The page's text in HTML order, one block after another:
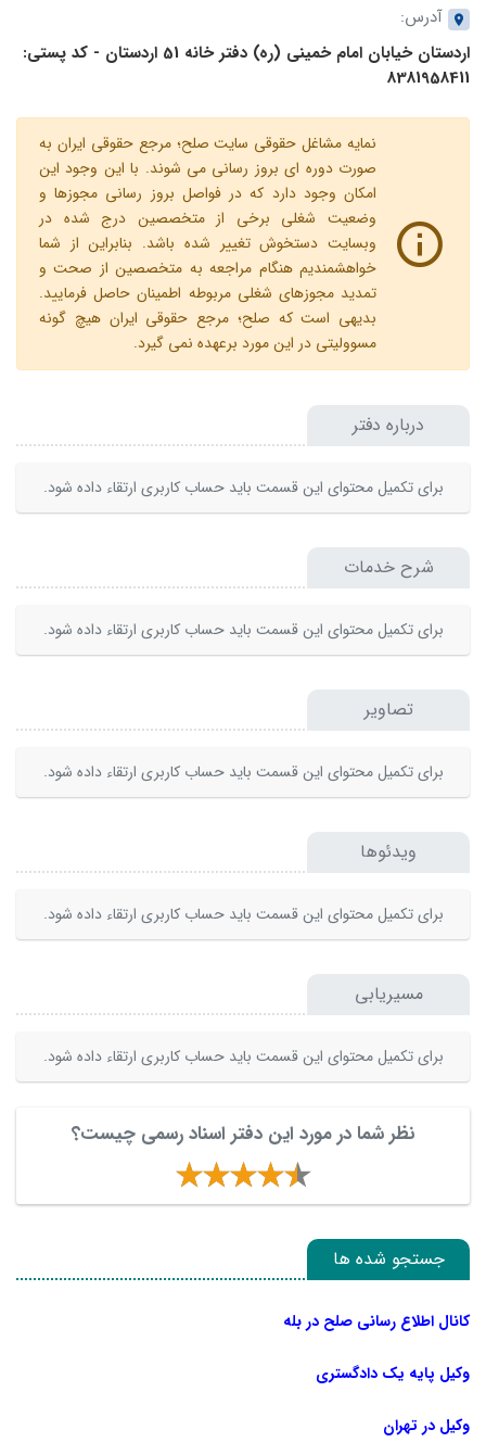
آدرس:
اردستان خیابان امام خمینی (ره) دفتر خانه 51 اردستان - کد پستی:
8381958411
نمایه مشاغل حقوقی سایت صلح؛ مرجع حقوقی ایران به
صورت دوره ای بروز رسانی می شوند. با این وجود این
امکان وجود دارد که در فواصل بروز رسانی مجوزها و
وضعیت شغلی برخی از متخصصین درج شده در
وبسایت دستخوش تغییر شده باشد. بنابراین از شما
خواهشمندیم هنگام مراجعه به متخصصین از صحت و
تمدید مجوزهای شغلی مربوطه اطمینان حاصل فرمایید.
بدیهی است که صلح؛ مرجع حقوقی ایران هیچ گونه
مسوولیتی در این مورد برعهده نمی گیرد.
درباره دفتر
برای تکمیل محتوای این قسمت باید حساب کاربری ارتقاء داده شود.
شرح خدمات
برای تکمیل محتوای این قسمت باید حساب کاربری ارتقاء داده شود.
تصاویر
برای تکمیل محتوای این قسمت باید حساب کاربری ارتقاء داده شود.
ویدئوها
برای تکمیل محتوای این قسمت باید حساب کاربری ارتقاء داده شود.
مسیریابی
برای تکمیل محتوای این قسمت باید حساب کاربری ارتقاء داده شود.
نظر شما در مورد این دفتر اسناد رسمی چیست؟
جستجو شده ها
کانال اطلاع رسانی صلح در بله
وکیل پایه یک دادگستری
وکیل در تهران